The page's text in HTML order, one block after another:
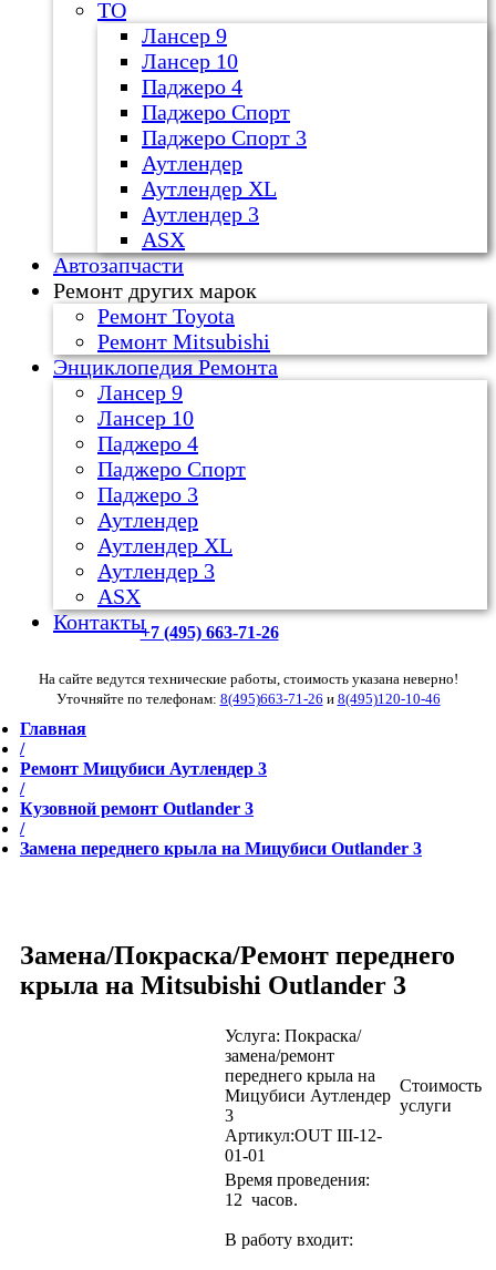
ТО
Лансер 9
Лансер 10
Паджеро 4
Паджеро Спорт
Паджеро Спорт 3
Аутлендер
Аутлендер ХL
Аутлендер 3
ASX
Автозапчасти
Ремонт других марок
Ремонт Toyota
Ремонт Mitsubishi
Энциклопедия Ремонта
Лансер 9
Лансер 10
Паджеро 4
Паджеро Спорт
Паджеро 3
Аутлендер
Аутлендер ХL
Аутлендер 3
ASX
Контакты+7 (495) 663-71-26
На сайте ведутся технические работы, стоимость указана неверно!
Уточняйте по телефонам: 8(495)663-71-26 и 8(495)120-10-46
Главная
/
Ремонт Мицубиси Аутлендер 3
/
Кузовной ремонт Outlander 3
/
Замена переднего крыла на Мицубиси Outlander 3
Замена/Покраска/Ремонт переднего
крыла на Mitsubishi Outlander 3
Услуга: Покраска/
замена/ремонт
переднего крыла на
Мицубиси Аутлендер
3
Артикул:OUT III-12-
01-01
Стоимость
услуги
Время проведения:
12 часов.
В работу входит: